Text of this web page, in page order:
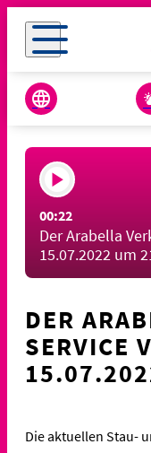
00:22
Der Arabella
15.07.2022 um
DER
SERVICE
Die aktuellen Stau-